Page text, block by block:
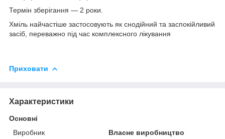
Термін зберігання — 2 роки.
Хміль найчастіше застосовують як снодійний та заспокійливий
засіб, переважно під час комплексного лікування
Приховати
Характеристики
Основні
Виробник
Власне виробництво